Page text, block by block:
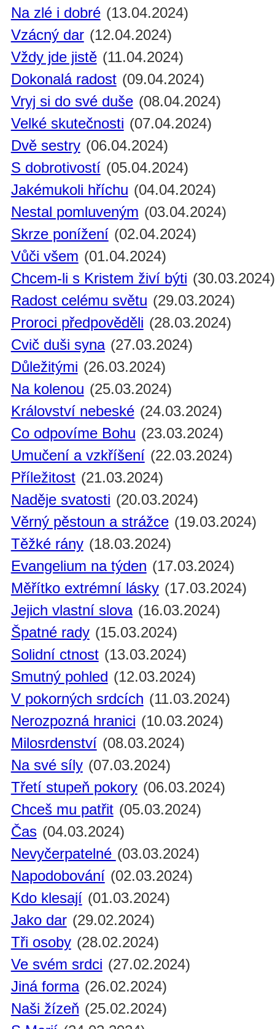
Na zlé i dobré (13.04.2024)
Vzácný dar (12.04.2024)
Vždy jde jistě (11.04.2024)
Dokonalá radost (09.04.2024)
Vryj si do své duše (08.04.2024)
Velké skutečnosti (07.04.2024)
Dvě sestry (06.04.2024)
S dobrotivostí (05.04.2024)
Jakémukoli hříchu (04.04.2024)
Nestal pomluveným (03.04.2024)
Skrze ponížení (02.04.2024)
Vůči všem (01.04.2024)
Chcem-li s Kristem živí býti (30.03.2024)
Radost celému světu (29.03.2024)
Proroci předpověděli (28.03.2024)
Cvič duši syna (27.03.2024)
Důležitými (26.03.2024)
Na kolenou (25.03.2024)
Království nebeské (24.03.2024)
Co odpovíme Bohu (23.03.2024)
Umučení a vzkříšení (22.03.2024)
Příležitost (21.03.2024)
Naděje svatosti (20.03.2024)
Věrný pěstoun a strážce (19.03.2024)
Těžké rány (18.03.2024)
Evangelium na týden (17.03.2024)
Měřítko extrémní lásky (17.03.2024)
Jejich vlastní slova (16.03.2024)
Špatné rady (15.03.2024)
Solidní ctnost (13.03.2024)
Smutný pohled (12.03.2024)
V pokorných srdcích (11.03.2024)
Nerozpozná hranici (10.03.2024)
Milosrdenství (08.03.2024)
Na své síly (07.03.2024)
Třetí stupeň pokory (06.03.2024)
Chceš mu patřit (05.03.2024)
Čas (04.03.2024)
Nevyčerpatelné (03.03.2024)
Napodobování (02.03.2024)
Kdo klesají (01.03.2024)
Jako dar (29.02.2024)
Tři osoby (28.02.2024)
Ve svém srdci (27.02.2024)
Jiná forma (26.02.2024)
Naši žízeň (25.02.2024)